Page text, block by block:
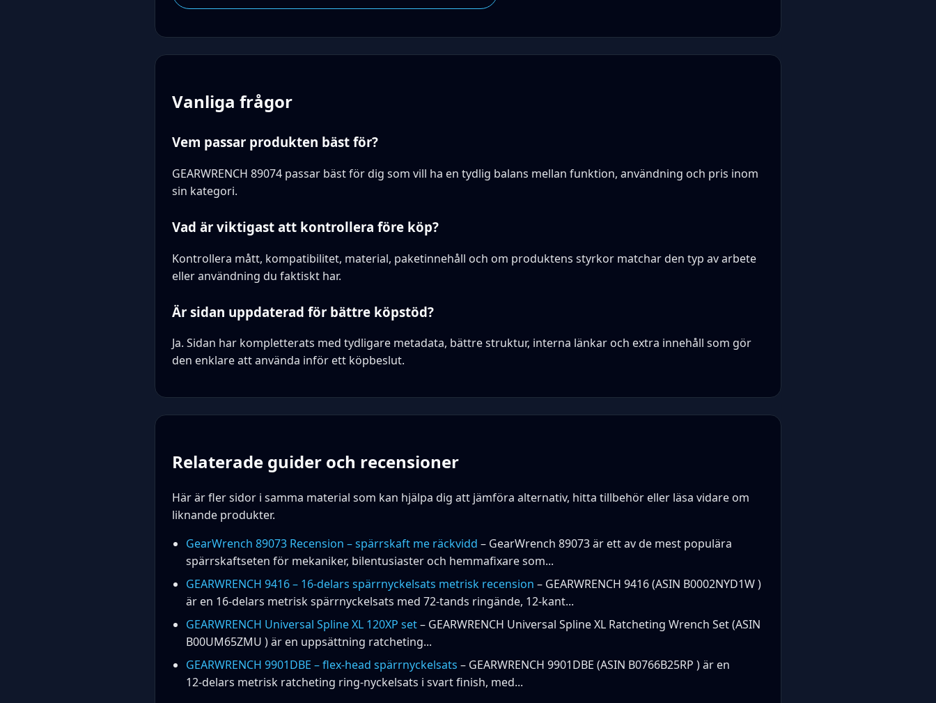
Vanliga frågor
Vem passar produkten bäst för?
GEARWRENCH 89074 passar bäst för dig som vill ha en tydlig balans mellan funktion, användning och pris inom
sin kategori.
Vad är viktigast att kontrollera före köp?
Kontrollera mått, kompatibilitet, material, paketinnehåll och om produktens styrkor matchar den typ av arbete
eller användning du faktiskt har.
Är sidan uppdaterad för bättre köpstöd?
Ja. Sidan har kompletterats med tydligare metadata, bättre struktur, interna länkar och extra innehåll som gör
den enklare att använda inför ett köpbeslut.
Relaterade guider och recensioner
Här är fler sidor i samma material som kan hjälpa dig att jämföra alternativ, hitta tillbehör eller läsa vidare om
liknande produkter.
GearWrench 89073 Recension – spärrskaft me räckvidd – GearWrench 89073 är ett av de mest populära
spärrskaftseten för mekaniker, bilentusiaster och hemmafixare som...
GEARWRENCH 9416 – 16-delars spärrnyckelsats metrisk recension – GEARWRENCH 9416 (ASIN B0002NYD1W )
är en 16-delars metrisk spärrnyckelsats med 72-tands ringände, 12-kant...
GEARWRENCH Universal Spline XL 120XP set– GEARWRENCH Universal Spline XL Ratcheting Wrench Set (ASIN
B00UM65ZMU ) är en uppsättning ratcheting...
GEARWRENCH 9901DBE – flex-head spärrnyckelsats – GEARWRENCH 9901DBE (ASIN B0766B25RP ) är en
12‑delars metrisk ratcheting ring‑nyckelsats i svart finish, med...